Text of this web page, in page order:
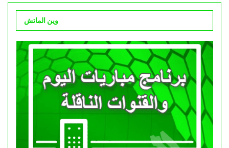
وين الماتش